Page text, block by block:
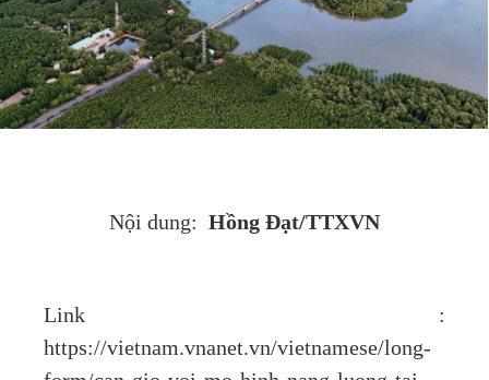
Nội dung: Hồng Đạt/TTXVN
Link :
https://vietnam.vnanet.vn/vietnamese/long-